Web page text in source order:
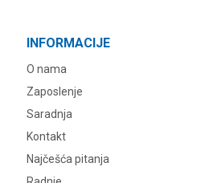
INFORMACIJE
O nama
Zaposlenje
Saradnja
Kontakt
Najčešća pitanja